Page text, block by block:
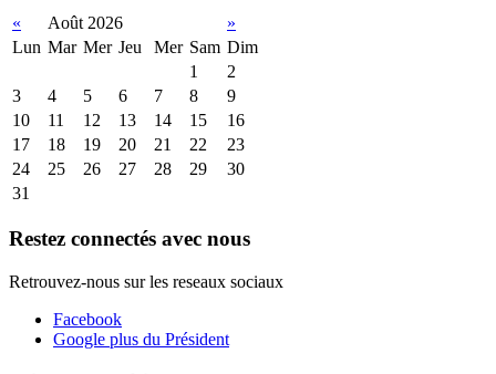
« Août 2026
»
Lun Mar Mer Jeu Mer Sam Dim
1
2
3
4 5 6 7 8
9
10
11 12 13 14 15
16
17
18 19 20 21 22
23
24
25 26 27 28 29
30
31
Restez connectés avec nous
Retrouvez-nous sur les reseaux sociaux
Facebook
Google plus du Président